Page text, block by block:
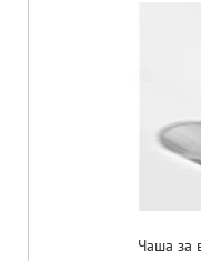
Чаша за